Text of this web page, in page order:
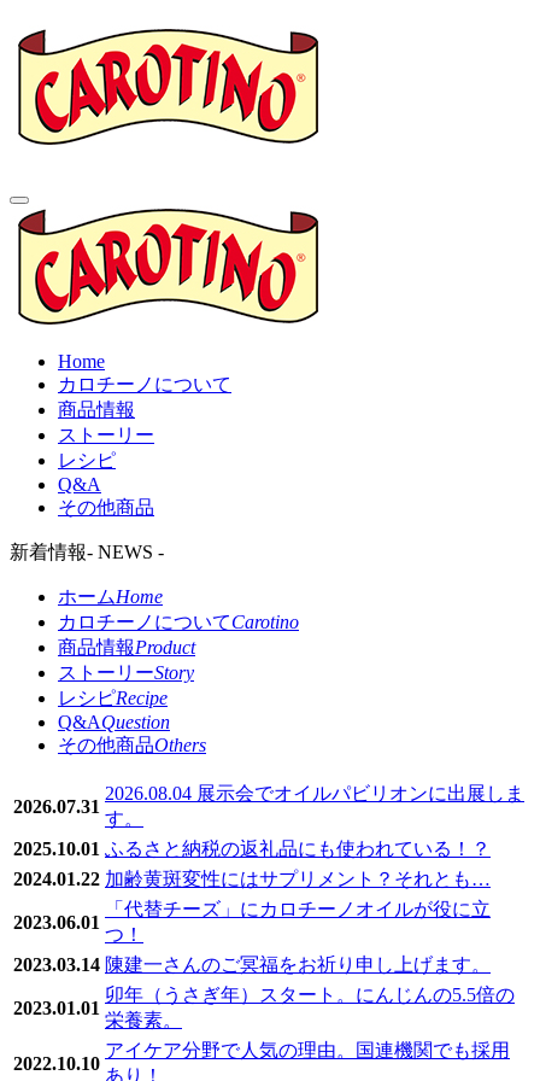
Home
カロチーノについて
商品情報
ストーリー
レシピ
Q&A
その他商品
新着情報- NEWS -
ホームHome
カロチーノについてCarotino
商品情報Product
ストーリーStory
レシピRecipe
Q&AQuestion
その他商品Others
2026.07.31
2026.08.04 展示会でオイルパビリオンに出展しま
す。
2025.10.01 ふるさと納税の返礼品にも使われている！？
2024.01.22 加齢黄斑変性にはサプリメント？それとも…
2023.06.01
「代替チーズ」にカロチーノオイルが役に立
つ！
2023.03.14 陳建一さんのご冥福をお祈り申し上げます。
2023.01.01
卯年（うさぎ年）スタート。にんじんの5.5倍の
栄養素。
2022.10.10
アイケア分野で人気の理由。国連機関でも採用
あり！